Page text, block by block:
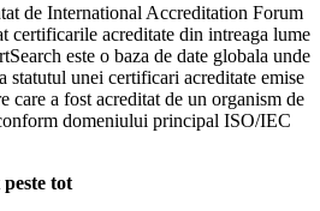
de International Accreditation Forum
certificarile acreditate din intreaga lume
este o baza de date globala unde
statutul unei certificari acreditate emise
care a fost acreditat de un organism de
domeniului principal ISO/IEC
tot